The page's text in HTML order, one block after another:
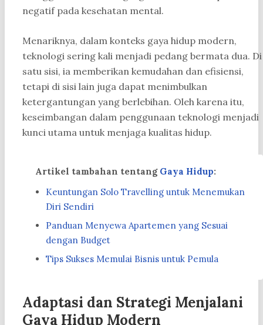
negatif pada kesehatan mental.
Menariknya, dalam konteks gaya hidup modern,
teknologi sering kali menjadi pedang bermata dua. Di
satu sisi, ia memberikan kemudahan dan efisiensi,
tetapi di sisi lain juga dapat menimbulkan
ketergantungan yang berlebihan. Oleh karena itu,
keseimbangan dalam penggunaan teknologi menjadi
kunci utama untuk menjaga kualitas hidup.
Artikel tambahan tentang Gaya Hidup:
Keuntungan Solo Travelling untuk Menemukan
Diri Sendiri
Panduan Menyewa Apartemen yang Sesuai
dengan Budget
Tips Sukses Memulai Bisnis untuk Pemula
Adaptasi dan Strategi Menjalani
Gaya Hidup Modern